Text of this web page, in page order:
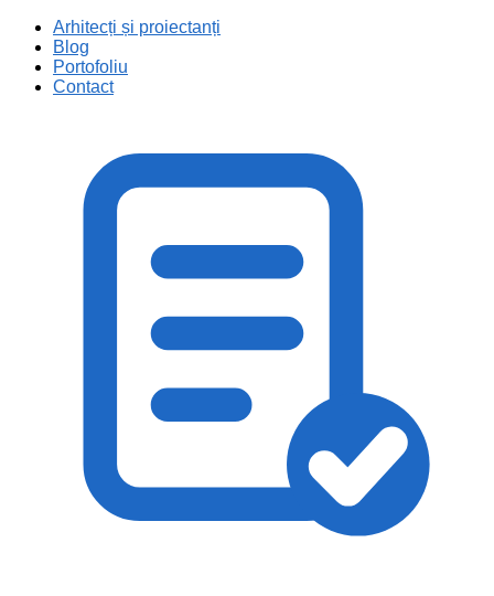
Arhitecți și proiectanți
Blog
Portofoliu
Contact